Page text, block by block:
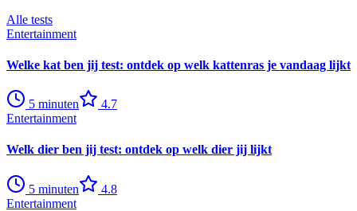
Alle tests
Entertainment
Welke kat ben jij test: ontdek op welk kattenras je vandaag lijkt
5 minuten
4.7
Entertainment
Welk dier ben jij test: ontdek op welk dier jij lijkt
5 minuten
4.8
Entertainment